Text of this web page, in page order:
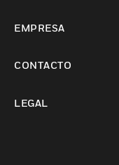
EMPRESA
CONTACTO
LEGAL